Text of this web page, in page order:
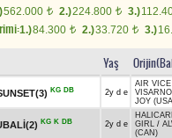
562.000 t 2.)224.800 t 3.)
1.)84.300 t 2.)33.720 t 3.)
Yaş
KG DB 2y d e
AIR
JOY
KG K DB 2y d e
GIRL /
(CAN)